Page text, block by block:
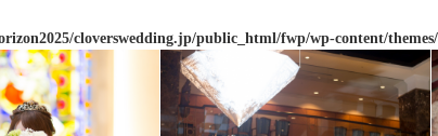
cloverswedding.jp/public_html/fwp/wp-content/